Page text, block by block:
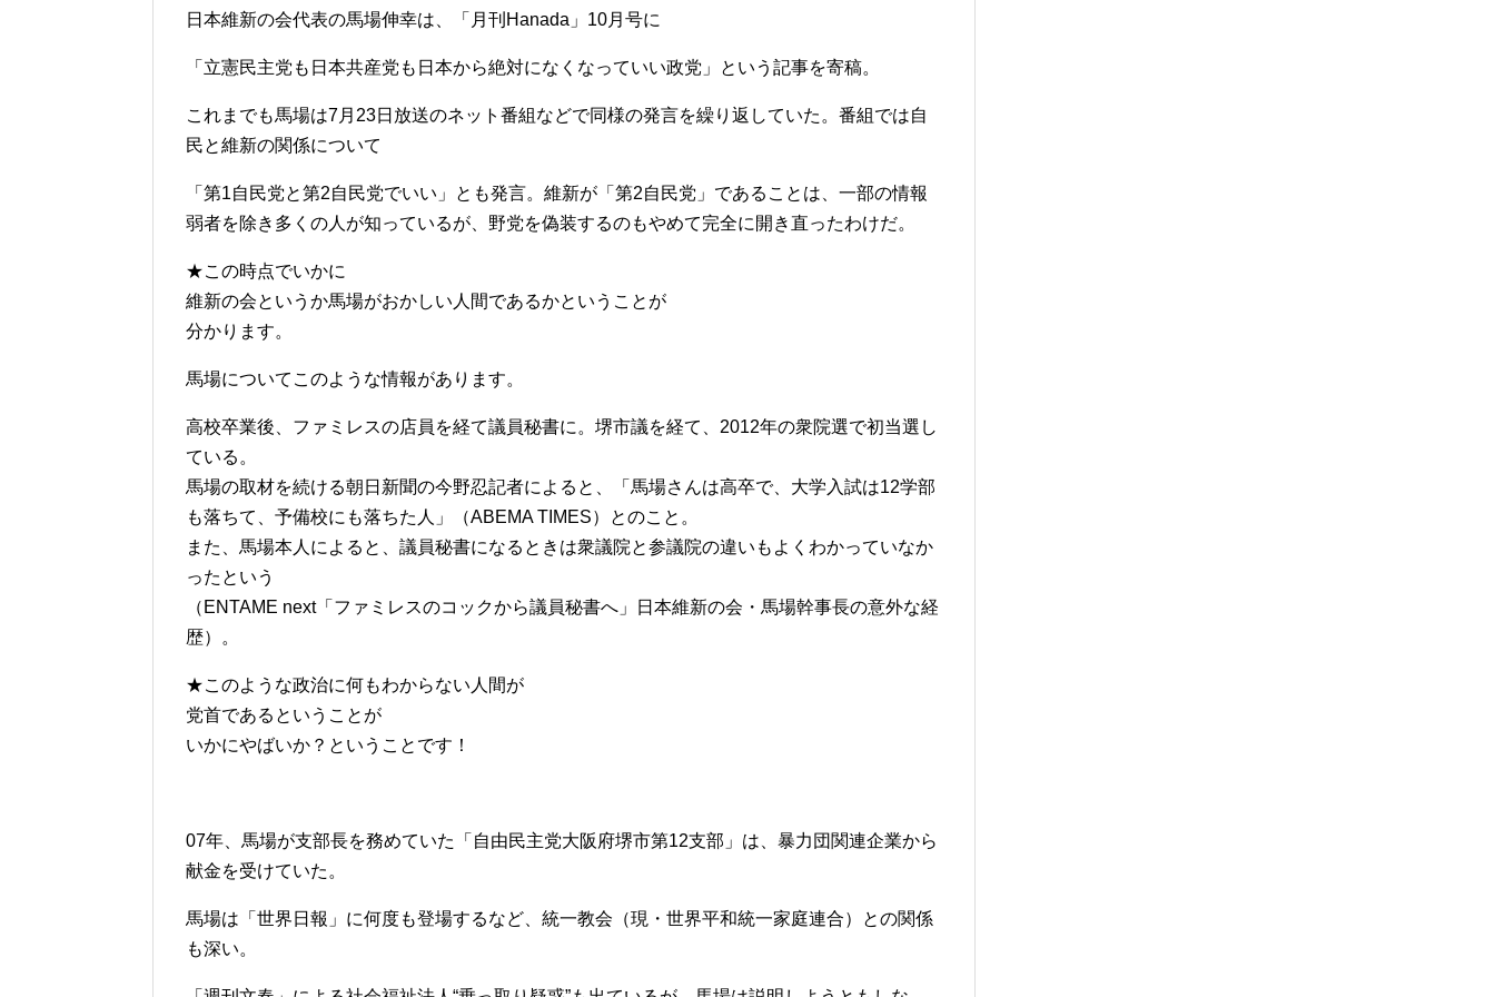
日本維新の会代表の馬場伸幸は、「月刊Hanada」10月号に
「立憲民主党も日本共産党も日本から絶対になくなっていい政党」という記事を寄稿。
これまでも馬場は7月23日放送のネット番組などで同様の発言を繰り返していた。番組では自
民と維新の関係について
「第1自民党と第2自民党でいい」とも発言。維新が「第2自民党」であることは、一部の情報
弱者を除き多くの人が知っているが、野党を偽装するのもやめて完全に開き直ったわけだ。
★この時点でいかに
維新の会というか馬場がおかしい人間であるかということが
分かります。
馬場についてこのような情報があります。
高校卒業後、ファミレスの店員を経て議員秘書に。堺市議を経て、2012年の衆院選で初当選し
ている。
馬場の取材を続ける朝日新聞の今野忍記者によると、「馬場さんは高卒で、大学入試は12学部
も落ちて、予備校にも落ちた人」（ABEMA TIMES）とのこと。
また、馬場本人によると、議員秘書になるときは衆議院と参議院の違いもよくわかっていなか
ったという
（ENTAME next「ファミレスのコックから議員秘書へ」日本維新の会・馬場幹事長の意外な経
歴）。
★このような政治に何もわからない人間が
党首であるということが
いかにやばいか？ということです！
07年、馬場が支部長を務めていた「自由民主党大阪府堺市第12支部」は、暴力団関連企業から
献金を受けていた。
馬場は「世界日報」に何度も登場するなど、統一教会（現・世界平和統一家庭連合）との関係
も深い。